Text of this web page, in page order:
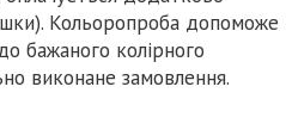
Кольоропроба допоможе
бажаного колірного
виконане замовлення.